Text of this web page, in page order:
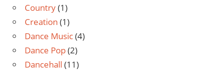
Country(1)
Creation (1)
Dance Music(4)
Dance Pop(2)
Dancehall (11)